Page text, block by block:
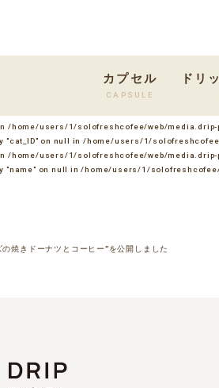
カプセル
CAPSULE
ドリ
/home/users/1/solofreshcofee/web/media.drip-
"cat_ID" on null in/home/users/1/
/home/users/1/solofreshcofee/web/media.drip-
"name" on null in/home/users/1/solofreshcofee/